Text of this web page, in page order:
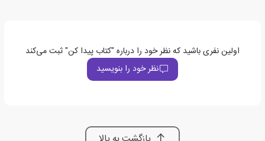
اولین نفری باشید که نظر خود را درباره "کتاب پیدا کن" ثبت می‌کند
نظر خود را بنویسید